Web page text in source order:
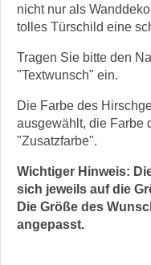
nicht nur als
tolles Türschild eine
Tragen Sie bitte den
"Textwunsch" ein.
Die Farbe des
ausgewählt, die Farbe
"Zusatzfarbe".
Wichtiger Hinweis:
sich jeweils auf die
Die Größe des
angepasst.